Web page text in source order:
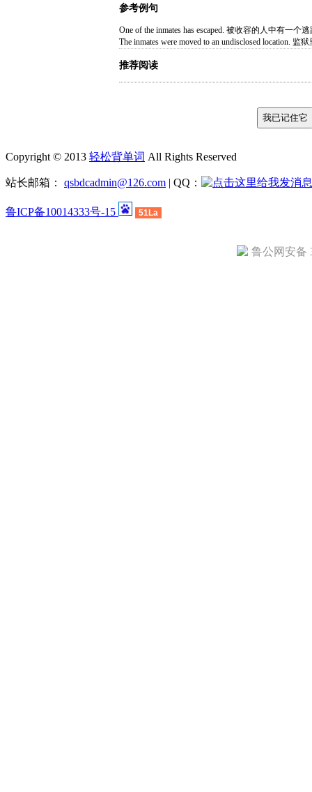
参考例句
One of the inmates has escaped. 被收容的人中有一个
The inmates were moved to an undisclosed location.
推荐阅读
Copyright © 2013 轻松背单词 All Rights Reserved
站长邮箱： qsbdcadmin@126.com | QQ：
鲁ICP备10014333号-15 51La
鲁公网安备